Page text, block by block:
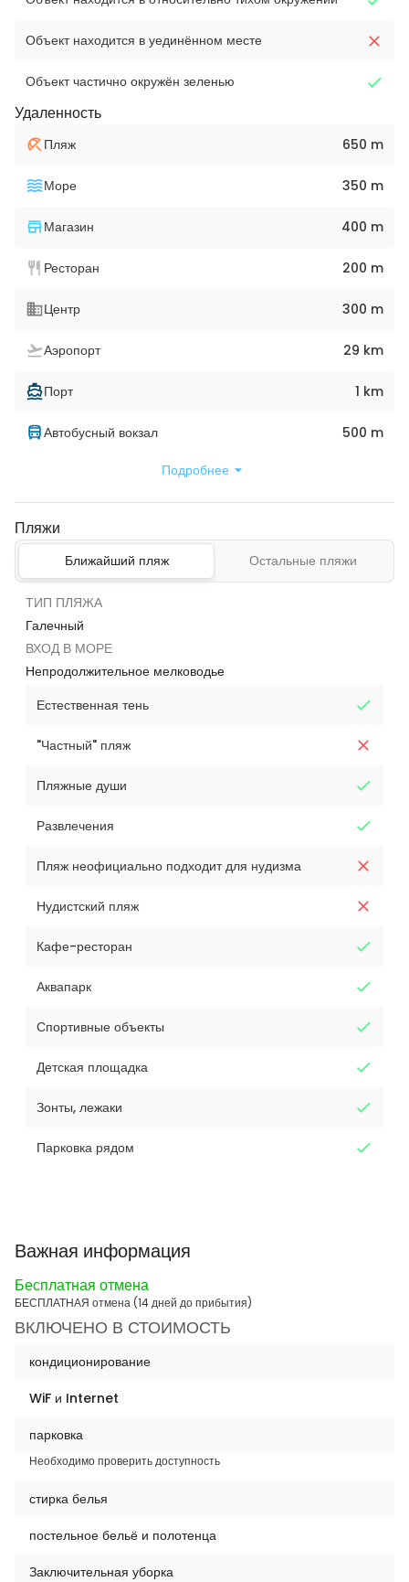
Объект находится в уединённом месте
Объект частично окружён зеленью
Удаленность
Пляж 650 m
Море 350 m
Магазин 400 m
Ресторан 200 m
Центр 300 m
Аэропорт 29 km
Порт 1 km
Автобусный вокзал 500 m
Подробнее
Пляжи
Ближайший пляж Остальные пляжи
ТИП ПЛЯЖА
Галечный
ВХОД В МОРЕ
Непродолжительное мелководье
Естественная тень
"Частный" пляж
Пляжные души
Развлечения
Пляж неофициально подходит для нудизма
Нудистский пляж
Кафе-ресторан
Аквапарк
Спортивные объекты
Детская площадка
Зонты, лежаки
Парковка рядом
Важная информация
Бесплатная отмена
БЕСПЛАТНАЯ отмена (14 дней до прибытия)
ВКЛЮЧЕНО В СТОИМОСТЬ
кондиционирование
WiF и Internet
парковка
Необходимо проверить доступность
стирка белья
постельное бельё и полотенца
Заключительная уборка